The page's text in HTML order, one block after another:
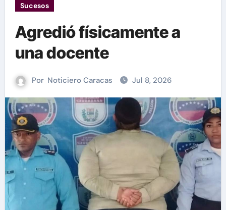
Sucesos
Agredió físicamente a
una docente
Por Noticiero Caracas Jul 8, 2026